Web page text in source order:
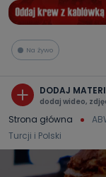
Na żywo
DODAJ
dodaj wideo,
Strona główna
Turcji i Polski